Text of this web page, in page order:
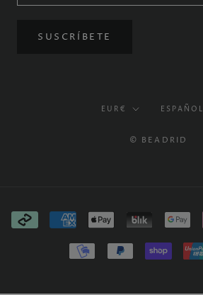
SUSCRÍBETE
Moneda
EUR€ Idioma
ESPAÑOL
© BEADRID